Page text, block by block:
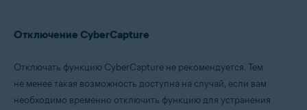
Отключение CyberCapture
Отключать функцию CyberCapture не рекомендуется. Тем
не менее такая возможность доступна на случай, если вам
необходимо временно отключить функцию для устранения